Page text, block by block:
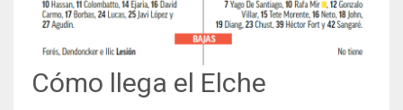
Cómo llega el Elche